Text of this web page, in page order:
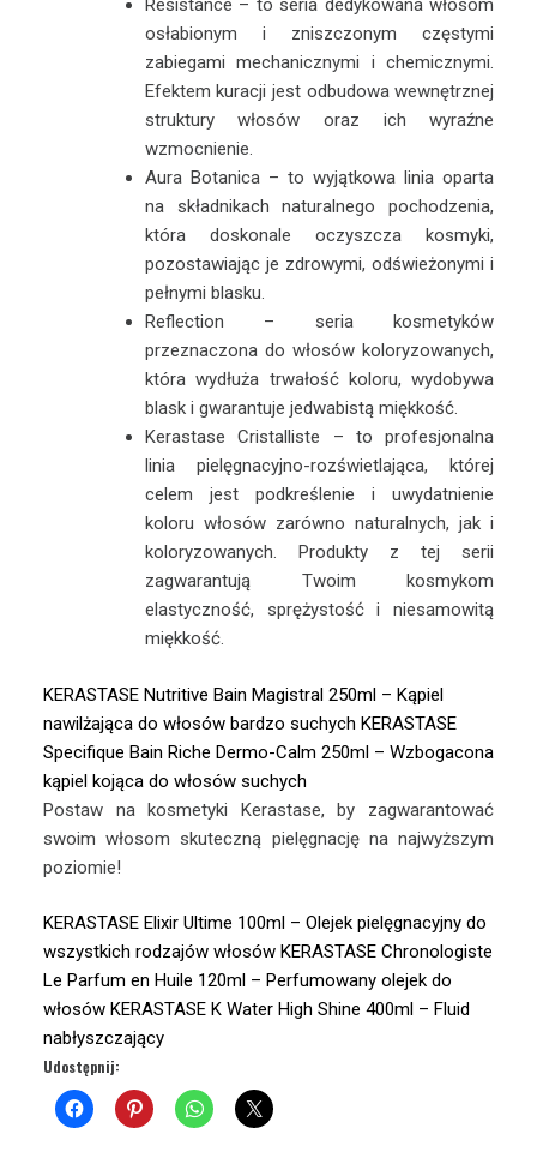
Resistance – to seria dedykowana włosom
osłabionym i zniszczonym częstymi
zabiegami mechanicznymi i chemicznymi.
Efektem kuracji jest odbudowa wewnętrznej
struktury włosów oraz ich wyraźne
wzmocnienie.
Aura Botanica – to wyjątkowa linia oparta
na składnikach naturalnego pochodzenia,
która doskonale oczyszcza kosmyki,
pozostawiając je zdrowymi, odświeżonymi i
pełnymi blasku.
Reflection – seria kosmetyków
przeznaczona do włosów koloryzowanych,
która wydłuża trwałość koloru, wydobywa
blask i gwarantuje jedwabistą miękkość.
Kerastase Cristalliste – to profesjonalna
linia pielęgnacyjno-rozświetlająca, której
celem jest podkreślenie i uwydatnienie
koloru włosów zarówno naturalnych, jak i
koloryzowanych. Produkty z tej serii
zagwarantują Twoim kosmykom
elastyczność, sprężystość i niesamowitą
miękkość.
KERASTASE Nutritive Bain Magistral 250ml – Kąpiel
nawilżająca do włosów bardzo suchych KERASTASE
Specifique Bain Riche Dermo-Calm 250ml – Wzbogacona
kąpiel kojąca do włosów suchych
Postaw na kosmetyki Kerastase, by zagwarantować
swoim włosom skuteczną pielęgnację na najwyższym
poziomie!
KERASTASE Elixir Ultime 100ml – Olejek pielęgnacyjny do
wszystkich rodzajów włosów KERASTASE Chronologiste
Le Parfum en Huile 120ml – Perfumowany olejek do
włosów KERASTASE K Water High Shine 400ml – Fluid
nabłyszczający
Udostępnij: